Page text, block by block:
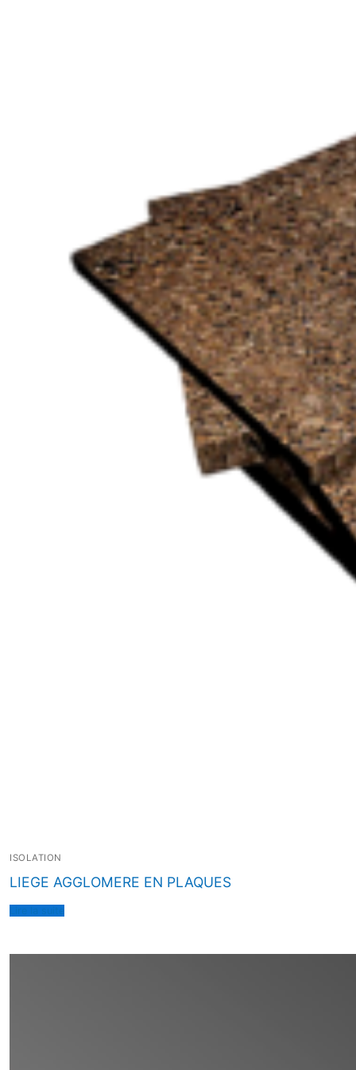
ISOLATION
LIEGE AGGLOMERE EN PLAQUES